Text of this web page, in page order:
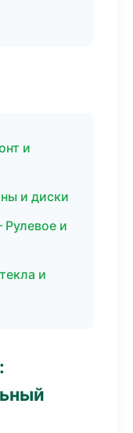
и
и диски
и
и